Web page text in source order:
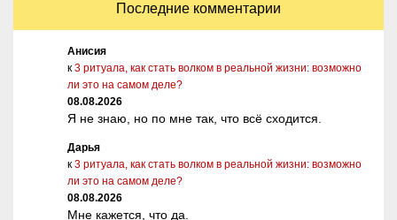
Последние комментарии
Анисия
к 3 ритуала, как стать волком в реальной жизни: возможно
ли это на самом деле?
08.08.2026
Я не знаю, но по мне так, что всё сходится.
Дарья
к 3 ритуала, как стать волком в реальной жизни: возможно
ли это на самом деле?
08.08.2026
Мне кажется, что да.